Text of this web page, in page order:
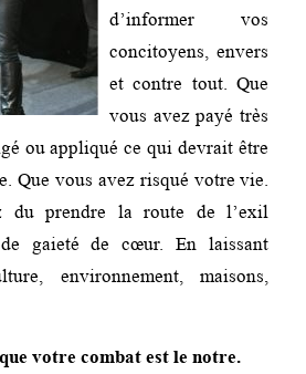
d’informer vos
concitoyens, envers
et contre tout. Que
vous avez payé très
ou appliqué ce qui devrait être
Que vous avez risqué votre vie.
du prendre la route de l’exil
gaieté de cœur. En laissant
environnement, maisons,
votre combat est le notre.